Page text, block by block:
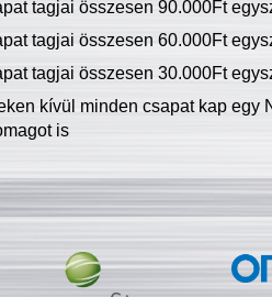
tagjai összesen 90.000Ft
tagjai összesen 60.000Ft
tagjai összesen 30.000Ft
kívül minden csapat kap
is